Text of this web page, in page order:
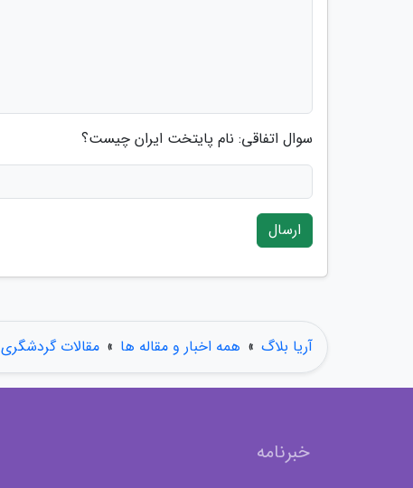
سوال اتفاقی: نام پایتخت ایران چیست؟
ارسال
آریا بلاگ » همه اخبار و مقاله ها » مقالات گردشگری
خبرنامه